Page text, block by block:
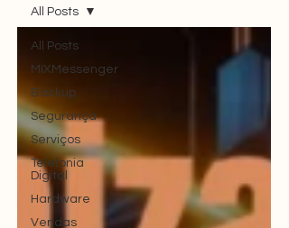
All Posts
MIXMessenger
Backup
Segurança
Serviços
Telefonia
Digital
Hardware
Vendas
All Posts